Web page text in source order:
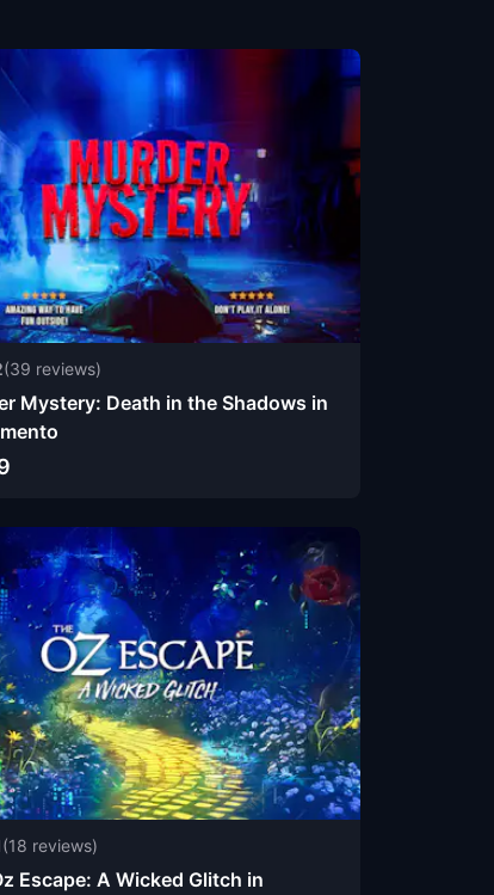
(39 reviews)
Mystery: Death in the Shadows in
(18 reviews)
Escape: A Wicked Glitch in